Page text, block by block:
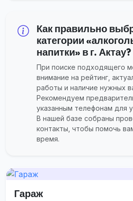
Как правильно
категории
напитки» в г. Актау?
При поиске подходящего
внимание на рейтинг,
работы и наличие нужных
Рекомендуем
указанным телефонам для
В нашей базе собраны
контакты, чтобы помочь
время.
Гараж